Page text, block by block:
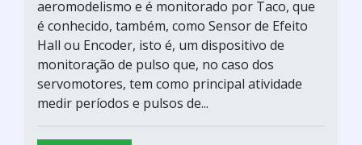
aeromodelismo e é monitorado por Taco, que
é conhecido, também, como Sensor de Efeito
Hall ou Encoder, isto é, um dispositivo de
monitoração de pulso que, no caso dos
servomotores, tem como principal atividade
medir períodos e pulsos de...